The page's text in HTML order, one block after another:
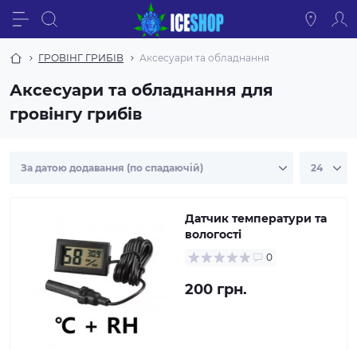
ГРОВІНГ ГРИБІВ Аксесуари та обладнання
Аксесуари та обладнання для
гровінгу грибів
Датчик температури та
вологості
0
200 грн.